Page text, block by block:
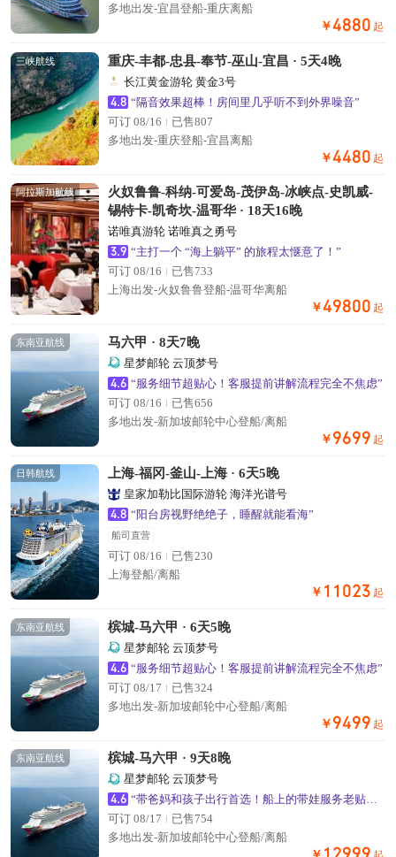
多地出发-宜昌登船-重庆离船
￥4880 起
三峡航线 重庆-丰都-忠县-奉节-巫山-宜昌 · 5天4晚
长江黄金游轮 黄金3号
4.8 “隔音效果超棒！房间里几乎听不到外界噪音”
可订 08/16
已售807
多地出发-重庆登船-宜昌离船
￥4480 起
阿拉斯加航线
火奴鲁鲁-科纳-可爱岛-茂伊岛-冰峡点-史凯威-
锡特卡-凯奇坎-温哥华 · 18天16晚
诺唯真游轮 诺唯真之勇号
3.9 “主打一个 “海上躺平” 的旅程太惬意了！”
可订 08/16
已售733
上海出发-火奴鲁鲁登船-温哥华离船
￥49800 起
东南亚航线 马六甲 · 8天7晚
星梦邮轮 云顶梦号
4.6 “服务细节超贴心！客服提前讲解流程完全不焦虑”
可订 08/16
已售656
多地出发-新加坡邮轮中心登船/离船
￥ 9699 起
日韩航线 上海-福冈-釜山-上海 · 6天5晚
皇家加勒比国际游轮 海洋光谱号
4.8 “阳台房视野绝绝子，睡醒就能看海”
船司直营
可订 08/16
已售230
上海登船/离船
￥ 11023 起
东南亚航线 槟城-马六甲 · 6天5晚
星梦邮轮 云顶梦号
4.6 “服务细节超贴心！客服提前讲解流程完全不焦虑”
可订 08/17
已售324
多地出发-新加坡邮轮中心登船/离船
￥ 9499 起
东南亚航线 槟城-马六甲 · 9天8晚
星梦邮轮 云顶梦号
4.6
“带爸妈和孩子出行首选！船上的带娃服务老贴心了”
可订 08/17
已售754
多地出发-新加坡邮轮中心登船/离船